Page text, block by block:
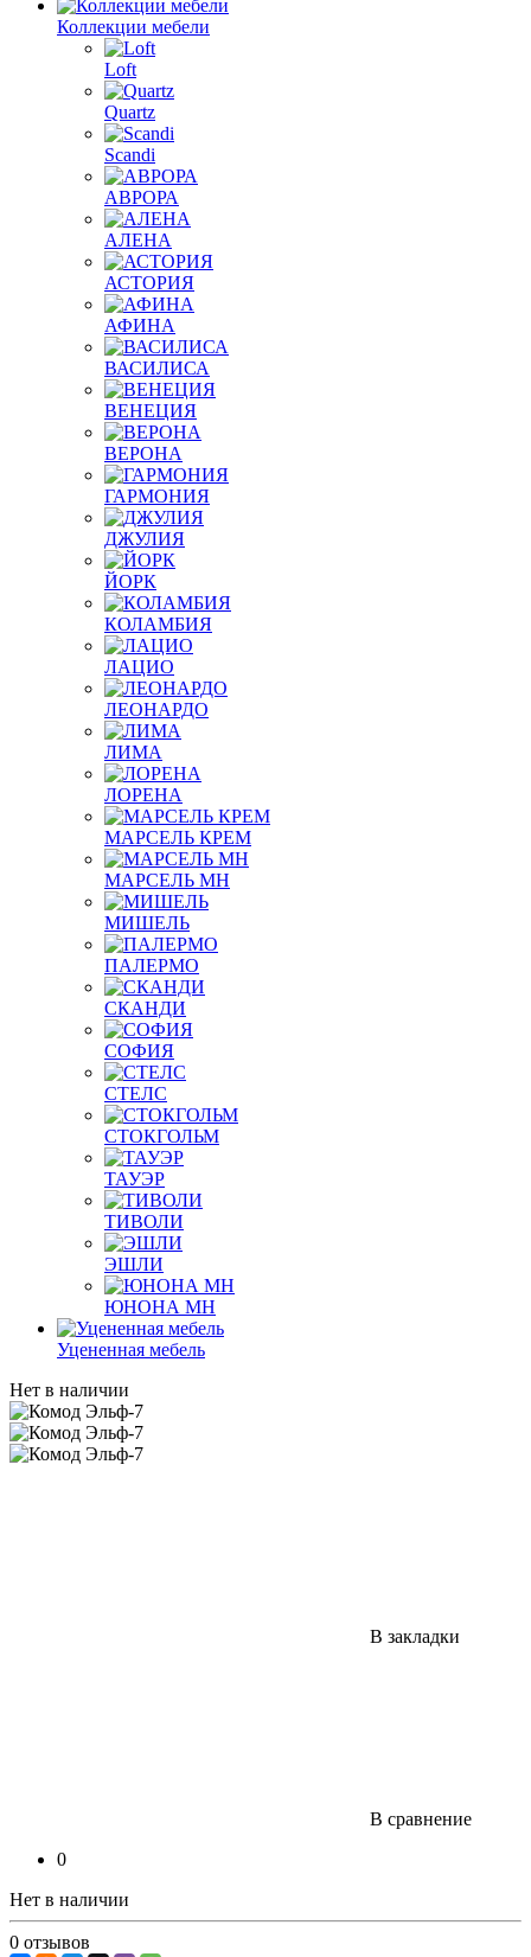
Коллекции мебели
Loft
Quartz
Scandi
АВРОРА
АЛЕНА
АСТОРИЯ
АФИНА
ВАСИЛИСА
ВЕНЕЦИЯ
ВЕРОНА
ГАРМОНИЯ
ДЖУЛИЯ
ЙОРК
КОЛАМБИЯ
ЛАЦИО
ЛЕОНАРДО
ЛИМА
ЛОРЕНА
МАРСЕЛЬ КРЕМ
МАРСЕЛЬ МН
МИШЕЛЬ
ПАЛЕРМО
СКАНДИ
СОФИЯ
СТЕЛС
СТОКГОЛЬМ
ТАУЭР
ТИВОЛИ
ЭШЛИ
ЮНОНА МН
Уцененная мебель
Нет в наличии
В закладки
В сравнение
0
Нет в наличии
0 отзывов